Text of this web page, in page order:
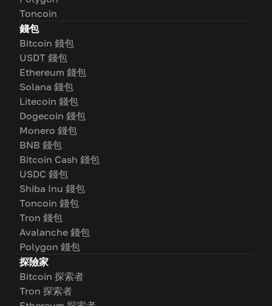
Toncoin
錢包
Bitcoin 錢包
USDT 錢包
Ethereum 錢包
Solana 錢包
Litecoin 錢包
Dogecoin 錢包
Monero 錢包
BNB 錢包
Bitcoin Cash 錢包
USDC 錢包
Shiba Inu 錢包
Toncoin 錢包
Tron 錢包
Avalanche 錢包
Polygon 錢包
探險家
Bitcoin 探索者
Tron 探索者